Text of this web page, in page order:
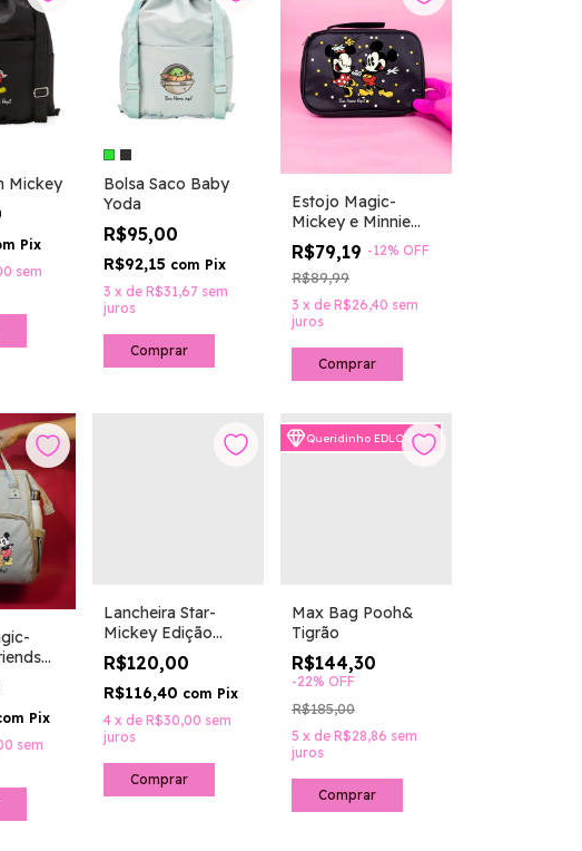
Mickey
Pix
sem
Bolsa Saco Baby
Yoda
R$95,00
R$92,15 com Pix
3 x de R$31,67 sem
juros
Comprar
Estojo Magic-
Mickey e Minnie
Vintage
R$79,19 -12% OFF
R$89,99
3 x de R$26,40 sem
juros
Pix
sem
Lancheira Star-
Mickey Edição
Limitada
R$120,00
R$116,40 com Pix
4 x de R$30,00 sem
juros
Queridinho EDLOVERS
Max Bag Pooh&
Tigrão
R$144,30
-22% OFF
R$185,00
5 x de R$28,86 sem
juros
Comprar